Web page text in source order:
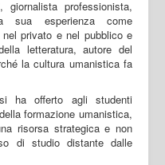
professionista,
sua esperienza come
privato e nel pubblico e
letteratura, autore del
la cultura umanistica fa
ha offerto agli studenti
formazione umanistica,
risorsa strategica e non
di studio distante dalle